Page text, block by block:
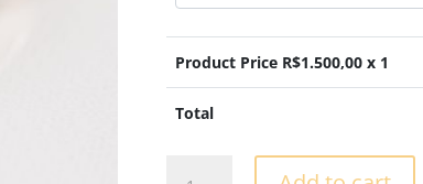
Product Price R$1.500,00x 1
Total